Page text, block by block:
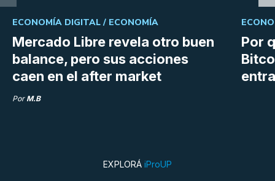
Mercado Libre revela otro buen
balance, pero sus acciones
caen en el after market
ECONOMÍA DIGITAL / ECONOMÍA
Por M.B
Por
EXPLORÁ iProUP